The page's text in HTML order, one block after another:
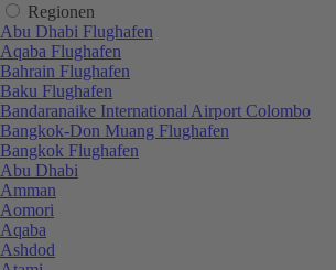
Regionen
Abu Dhabi Flughafen
Aqaba Flughafen
Bahrain Flughafen
Baku Flughafen
Bandaranaike International Airport Colombo
Bangkok-Don Muang Flughafen
Bangkok Flughafen
Abu Dhabi
Amman
Aomori
Aqaba
Ashdod